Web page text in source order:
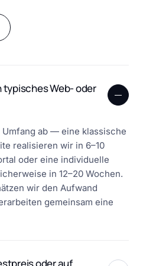
typisches Web- oder
Umfang ab — eine klassische
realisieren wir in 6–10
oder eine individuelle
in 12–20 Wochen.
wir den Aufwand
gemeinsam eine